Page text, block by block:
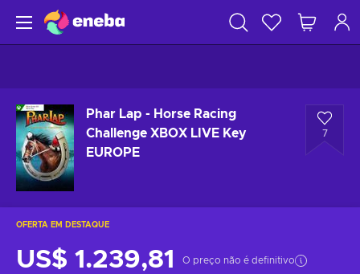
Phar Lap - Horse Racing
Challenge XBOX LIVE Key
EUROPE
7
OFERTA EM DESTAQUE
US$ 1.239,81 O preço não é definitivo